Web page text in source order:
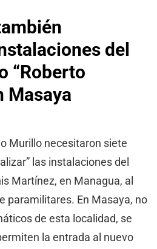
del
“Roberto
Masaya
Murillo necesitaron siete
las instalaciones del
Martínez, en Managua, al
paramilitares. En Masaya, no
de esta localidad, se
la entrada al nuevo